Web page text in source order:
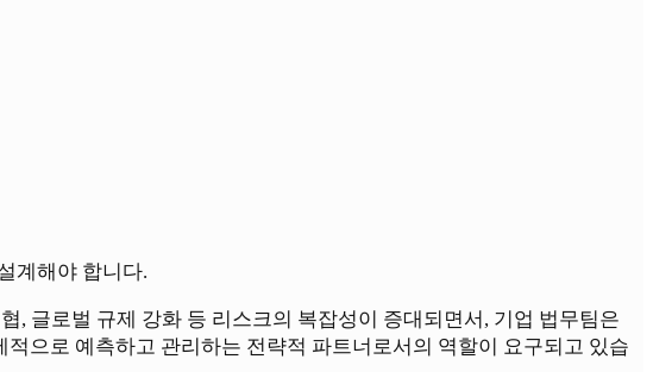
계해야 합니다.
, 글로벌 규제 강화 등 리스크의 복잡성이 증대되면서, 기업 법무팀은
으로 예측하고 관리하는 전략적 파트너로서의 역할이 요구되고 있습